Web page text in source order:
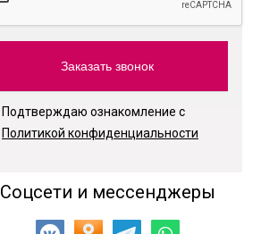
Подтверждаю ознакомление с
Политикой конфиденциальности
Соцсети и мессенджеры